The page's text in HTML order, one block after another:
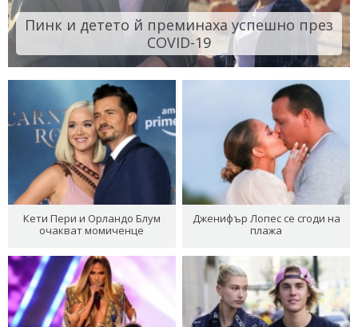
Пинк и детето й преминаха успешно през
COVID-19
Кети Пери и Орландо Блум
очакват момиченце
Дженифър Лопес се сгоди на
плажа